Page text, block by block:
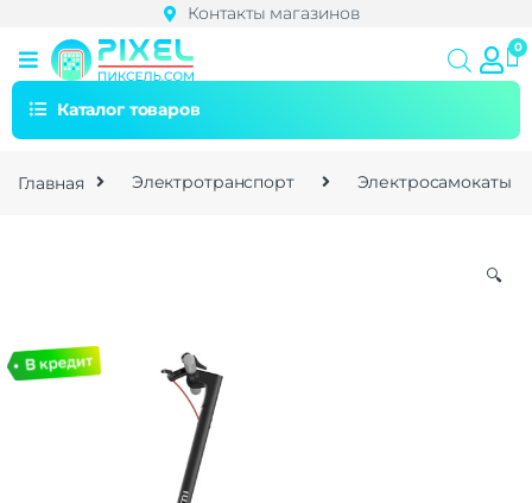
Контакты магазинов
Каталог товаров
Главная Электротранспорт Электросамокаты
🔍